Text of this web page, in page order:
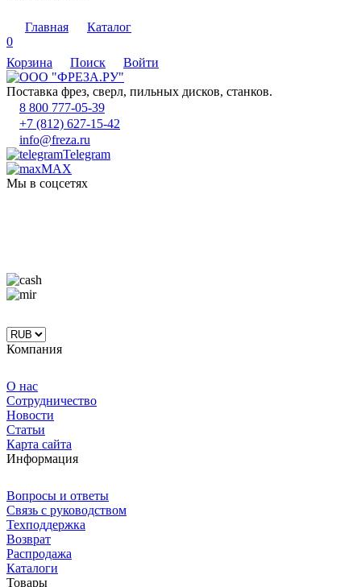
Главная
Каталог
0
Корзина
Поиск Войти
Поставка фрез, сверл, пильных дисков, станков.
8 800 777-05-39
+7 (812) 627-15-42
info@freza.ru
Telegram
MAX
Мы в соцсетях
Компания
О нас
Сотрудничество
Новости
Статьи
Карта сайта
Информация
Вопросы и ответы
Связь с руководством
Техподдержка
Возврат
Распродажа
Каталоги
Товары